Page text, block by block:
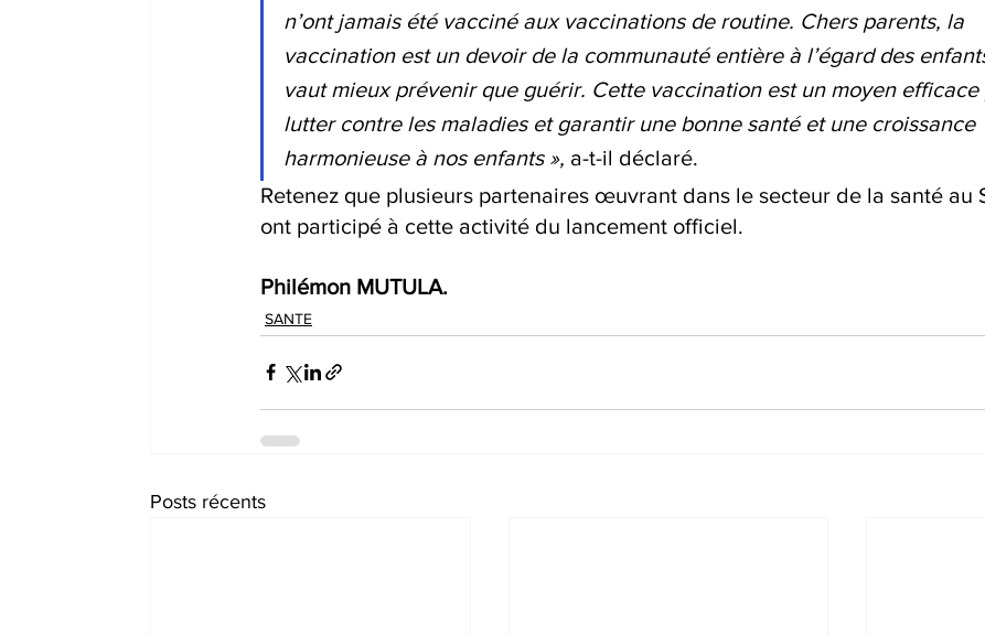
n’ont jamais été vacciné aux vaccinations de routine. Chers parents, la
vaccination est un devoir de la communauté entière à l’égard des
vaut mieux prévenir que guérir. Cette vaccination est un moyen
lutter contre les maladies et garantir une bonne santé et une croissance
harmonieuse à nos enfants », a-t-il déclaré.
Retenez que plusieurs partenaires œuvrant dans le secteur de la santé au
ont participé à cette activité du lancement officiel.
Philémon MUTULA.
SANTE
Posts récents